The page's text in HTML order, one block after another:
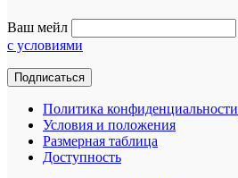
Ваш мейл
с условиями
Политика конфиденциальности
Условия и положения
Размерная таблица
Доступность